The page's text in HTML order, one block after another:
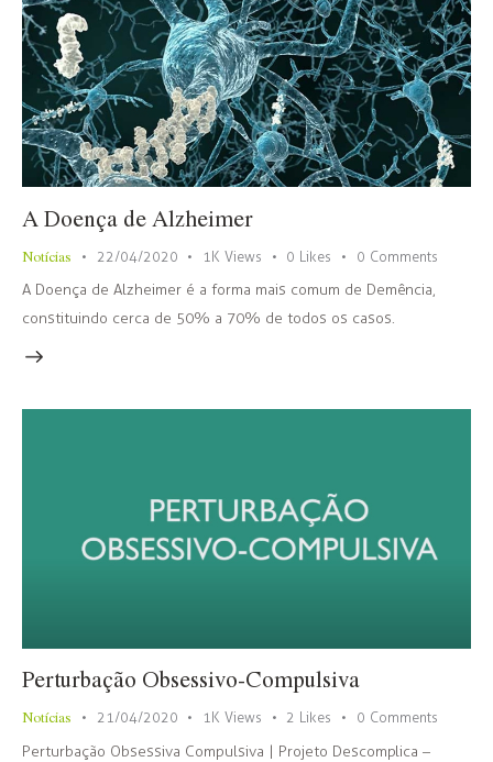
A Doença de Alzheimer
Notícias 22/04/2020 1K Views 0 Likes 0 Comments
A Doença de Alzheimer é a forma mais comum de Demência,
constituindo cerca de 50% a 70% de todos os casos.
Perturbação Obsessivo-Compulsiva
Notícias 21/04/2020 1K Views 2 Likes 0 Comments
Perturbação Obsessiva Compulsiva | Projeto Descomplica –